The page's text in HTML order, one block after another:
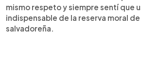
mismo respeto y siempre sentí que
indispensable de la reserva moral
salvadoreña.